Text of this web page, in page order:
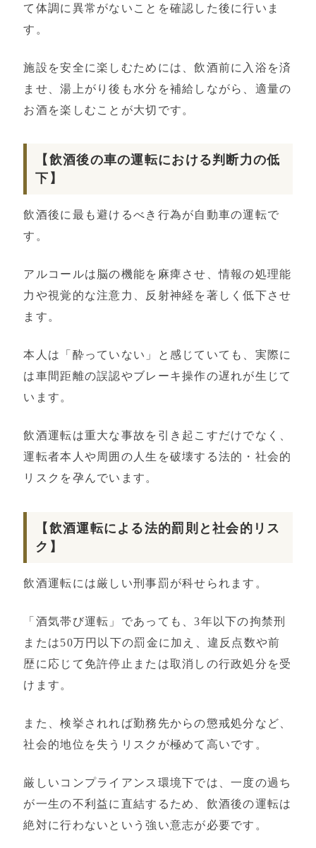
て体調に異常がないことを確認した後に行いま
す。
施設を安全に楽しむためには、飲酒前に入浴を済
ませ、湯上がり後も水分を補給しながら、適量の
お酒を楽しむことが大切です。
【飲酒後の車の運転における判断力の低
下】
飲酒後に最も避けるべき行為が自動車の運転で
す。
アルコールは脳の機能を麻痺させ、情報の処理能
力や視覚的な注意力、反射神経を著しく低下させ
ます。
本人は「酔っていない」と感じていても、実際に
は車間距離の誤認やブレーキ操作の遅れが生じて
います。
飲酒運転は重大な事故を引き起こすだけでなく、
運転者本人や周囲の人生を破壊する法的・社会的
リスクを孕んでいます。
【飲酒運転による法的罰則と社会的リス
ク】
飲酒運転には厳しい刑事罰が科せられます。
「酒気帯び運転」であっても、3年以下の拘禁刑
または50万円以下の罰金に加え、違反点数や前
歴に応じて免許停止または取消しの行政処分を受
けます。
また、検挙されれば勤務先からの懲戒処分など、
社会的地位を失うリスクが極めて高いです。
厳しいコンプライアンス環境下では、一度の過ち
が一生の不利益に直結するため、飲酒後の運転は
絶対に行わないという強い意志が必要です。